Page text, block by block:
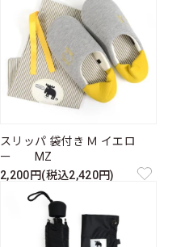
スリッパ 袋付き Ｍ イエロ
ー MZ
2,200円(税込2,420円)